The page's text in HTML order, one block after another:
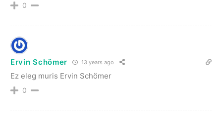
0
Ervin Schömer 13 years ago
Ez eleg muris Ervin Schömer
0